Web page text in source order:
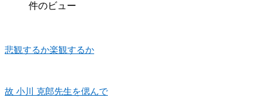
件のビュー
悲観するか楽観するか
故 小川 克郎先生を偲んで